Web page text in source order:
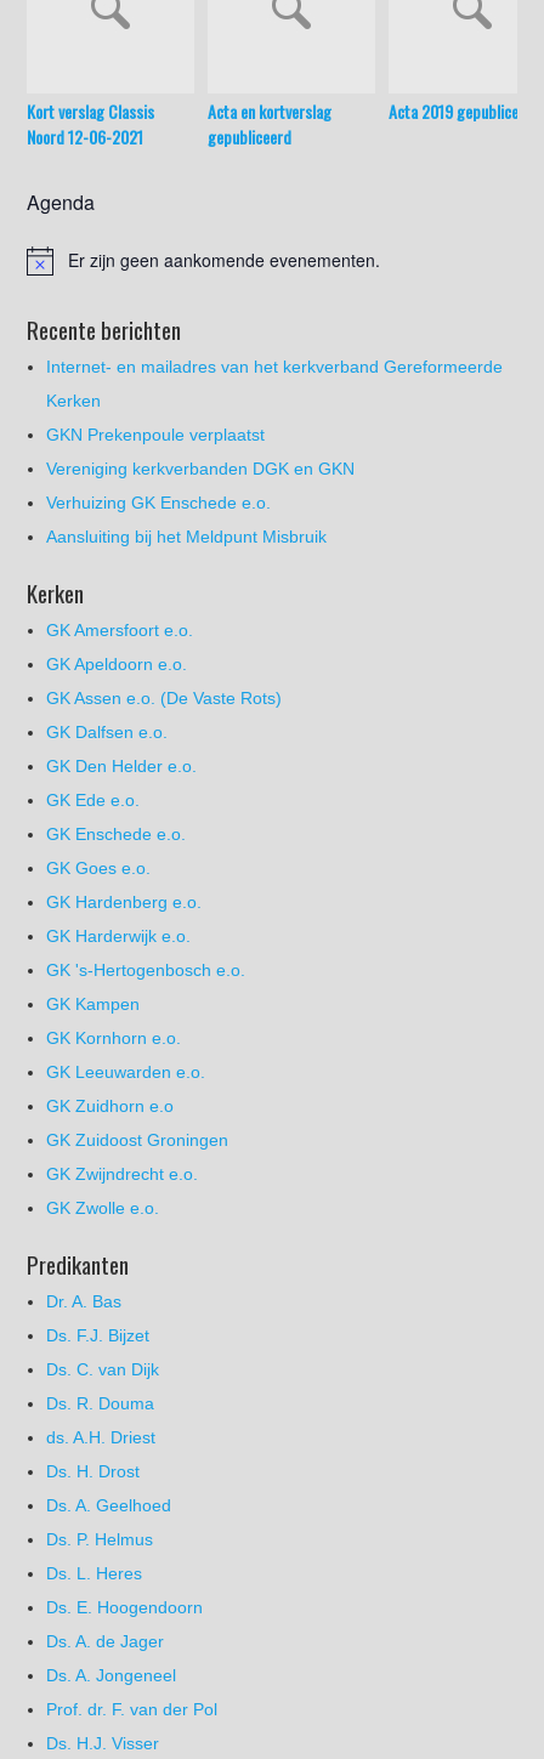
Kort verslag Classis
Noord 12-06-2021
Acta en kortverslag
gepubliceerd
Acta 2019 gepubliceerd
Agenda
Er zijn geen aankomende evenementen.
Recente berichten
Internet- en mailadres van het kerkverband Gereformeerde
Kerken
GKN Prekenpoule verplaatst
Vereniging kerkverbanden DGK en GKN
Verhuizing GK Enschede e.o.
Aansluiting bij het Meldpunt Misbruik
Kerken
GK Amersfoort e.o.
GK Apeldoorn e.o.
GK Assen e.o. (De Vaste Rots)
GK Dalfsen e.o.
GK Den Helder e.o.
GK Ede e.o.
GK Enschede e.o.
GK Goes e.o.
GK Hardenberg e.o.
GK Harderwijk e.o.
GK 's-Hertogenbosch e.o.
GK Kampen
GK Kornhorn e.o.
GK Leeuwarden e.o.
GK Zuidhorn e.o
GK Zuidoost Groningen
GK Zwijndrecht e.o.
GK Zwolle e.o.
Predikanten
Dr. A. Bas
Ds. F.J. Bijzet
Ds. C. van Dijk
Ds. R. Douma
ds. A.H. Driest
Ds. H. Drost
Ds. A. Geelhoed
Ds. P. Helmus
Ds. L. Heres
Ds. E. Hoogendoorn
Ds. A. de Jager
Ds. A. Jongeneel
Prof. dr. F. van der Pol
Ds. H.J. Visser